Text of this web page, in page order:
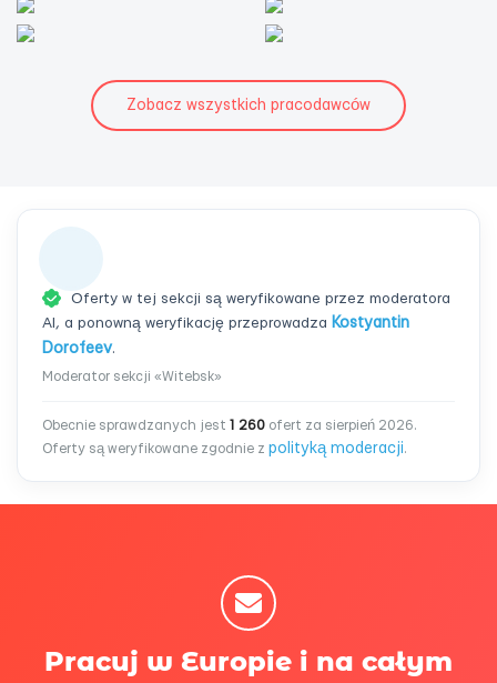
Zobacz wszystkich pracodawców
Oferty w tej sekcji są weryfikowane przez moderatora
AI, a ponowną weryfikację przeprowadza Kostyantin
Dorofeev.
Moderator sekcji «Witebsk»
Obecnie sprawdzanych jest 1 260 ofert za sierpień 2026.
Oferty są weryfikowane zgodnie z polityką moderacji.
Pracuj w Europie i na całym